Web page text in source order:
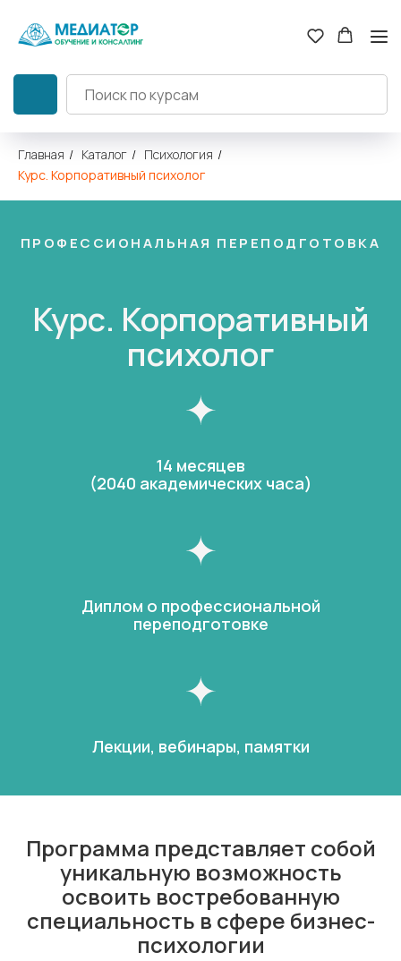
Главная / Каталог / Психология /
Курс. Корпоративный психолог
ПРОФЕССИОНАЛЬНАЯ ПЕРЕПОДГОТОВКА
Курс. Корпоративный
психолог
14 месяцев
(2040 академических часа)
Диплом о профессиональной
переподготовке
Лекции, вебинары, памятки
Программа представляет собой
уникальную возможность
освоить востребованную
специальность в сфере бизнес-
психологии